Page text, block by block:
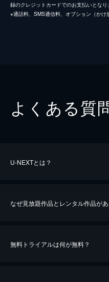
録のクレジットカードでのお支払いとなり
※通話料、SMS通信料、オプション（かけ
よくある質
U-NEXTとは？
なぜ見放題作品とレンタル作品があ
無料トライアルは何が無料？